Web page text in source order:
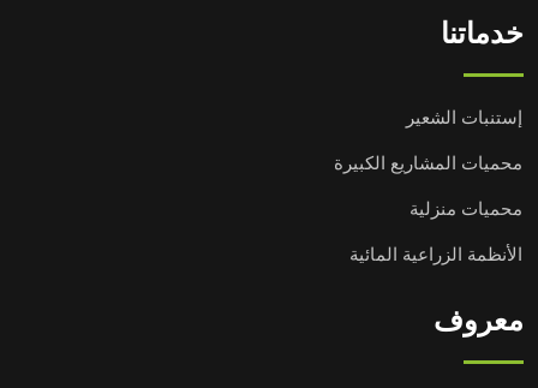
خدماتنا
إستنبات الشعير
محميات المشاريع الكبيرة
محميات منزلية
الأنظمة الزراعية المائية
معروف